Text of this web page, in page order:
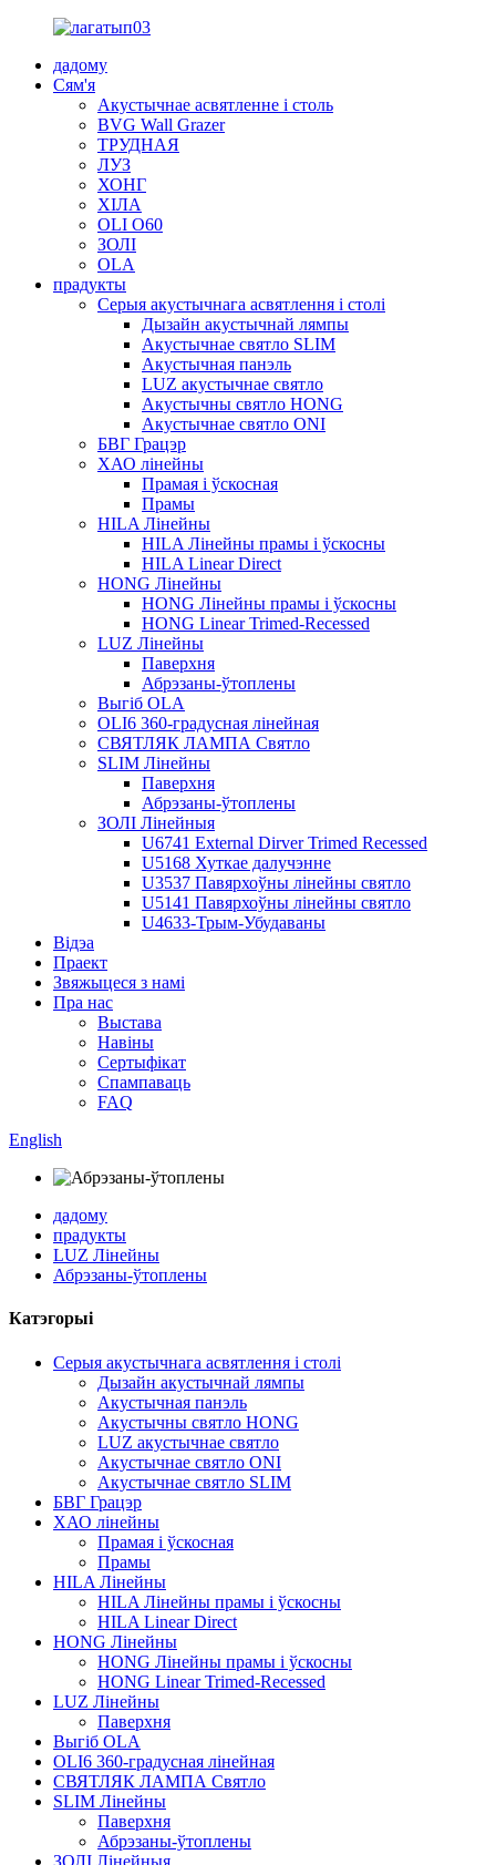
дадому
Сям'я
Акустычнае асвятленне і столь
BVG Wall Grazer
ТРУДНАЯ
ЛУЗ
ХОНГ
ХІЛА
OLI O60
ЗОЛІ
OLA
прадукты
Серыя акустычнага асвятлення і столі
Дызайн акустычнай лямпы
Акустычнае святло SLIM
Акустычная панэль
LUZ акустычнае святло
Акустычны святло HONG
Акустычнае святло ONI
БВГ Грацэр
ХАО лінейны
Прамая і ўскосная
Прамы
HILA Лінейны
HILA Лінейны прамы і ўскосны
HILA Linear Direct
HONG Лінейны
HONG Лінейны прамы і ўскосны
HONG Linear Trimed-Recessed
LUZ Лінейны
Паверхня
Абрэзаны-ўтоплены
Выгіб OLA
OLI6 360-градусная лінейная
СВЯТЛЯК ЛАМПА Святло
SLIM Лінейны
Паверхня
Абрэзаны-ўтоплены
ЗОЛІ Лінейныя
U6741 External Dirver Trimed Recessed
U5168 Хуткае далучэнне
U3537 Павярхоўны лінейны святло
U5141 Павярхоўны лінейны святло
U4633-Трым-Убудаваны
Відэа
Праект
Звяжыцеся з намі
Пра нас
Выстава
Навіны
Сертыфікат
Спампаваць
FAQ
English
дадому
прадукты
LUZ Лінейны
Абрэзаны-ўтоплены
Катэгорыі
Серыя акустычнага асвятлення і столі
Дызайн акустычнай лямпы
Акустычная панэль
Акустычны святло HONG
LUZ акустычнае святло
Акустычнае святло ONI
Акустычнае святло SLIM
БВГ Грацэр
ХАО лінейны
Прамая і ўскосная
Прамы
HILA Лінейны
HILA Лінейны прамы і ўскосны
HILA Linear Direct
HONG Лінейны
HONG Лінейны прамы і ўскосны
HONG Linear Trimed-Recessed
LUZ Лінейны
Паверхня
Выгіб OLA
OLI6 360-градусная лінейная
СВЯТЛЯК ЛАМПА Святло
SLIM Лінейны
Паверхня
Абрэзаны-ўтоплены
ЗОЛІ Лінейныя